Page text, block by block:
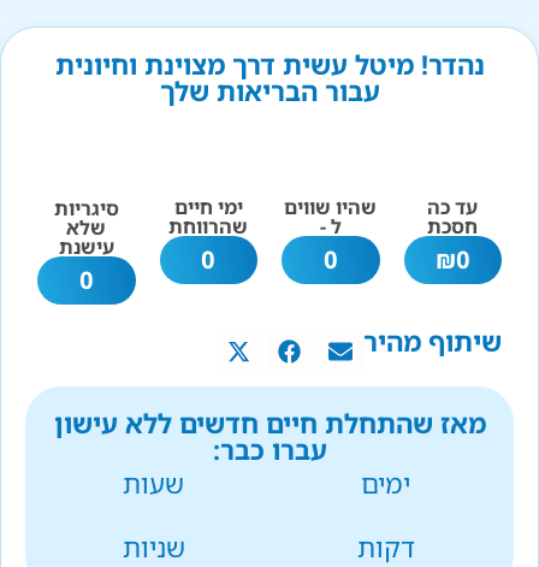
נהדר! מיטל עשית דרך מצוינת וחיונית
עבור הבריאות שלך
עד כה
חסכת
0
₪
שהיו שווים
ל -
0
ימי חיים
שהרווחת
0
סיגריות
שלא
עישנת
0
שיתוף מהיר
מאז שהתחלת חיים חדשים ללא עישון
עברו כבר:
ימים
שעות
דקות
שניות